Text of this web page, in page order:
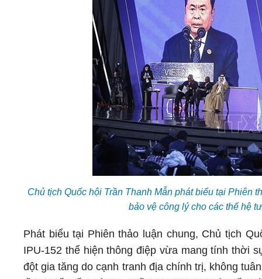
Chủ tịch Quốc hội Trần Thanh Mẫn phát biểu tại Phiên
bảo vệ công lý cho các thế hệ
Phát biểu tại Phiên thảo luận chung, Chủ tịch
IPU-152 thể hiện thông điệp vừa mang tính thời
đột gia tăng do cạnh tranh địa chính trị, không